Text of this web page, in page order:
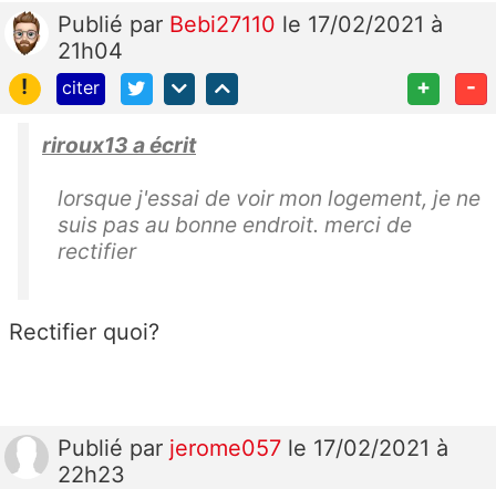
Publié par Bebi27110 le 17/02/2021 à
21h04
!
citer + -
riroux13 a écrit
lorsque j'essai de voir mon logement, je ne
suis pas au bonne endroit. merci de
rectifier
Rectifier quoi?
Publié par jerome057 le 17/02/2021 à
22h23